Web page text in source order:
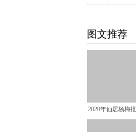
图文推荐
2020年仙居杨梅